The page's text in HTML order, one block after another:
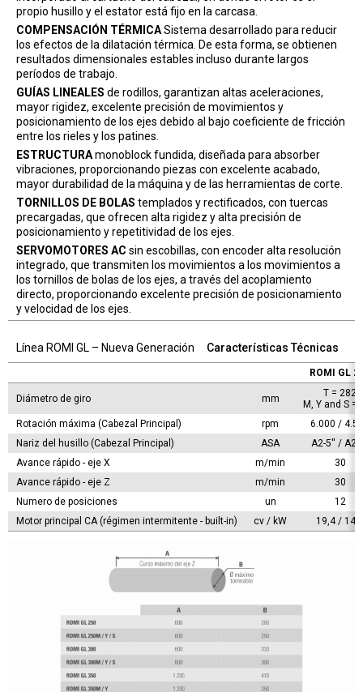
propio husillo y el estator está fijo en la carcasa.
COMPENSACIÓN TÉRMICASistema desarrollado para reducir
los efectos de la dilatación térmica. De esta forma, se obtienen
resultados dimensionales estables incluso durante largos
períodos de trabajo.
GUÍAS LINEALES de rodillos, garantizan altas aceleraciones,
mayor rigidez, excelente precisión de movimientos y
posicionamiento de los ejes debido al bajo coeficiente de fricción
entre los rieles y los patines.
ESTRUCTURAmonoblock fundida, diseñada para absorber
vibraciones, proporcionando piezas con excelente acabado,
mayor durabilidad de la máquina y de las herramientas de corte.
TORNILLOS DE BOLAS templados y rectificados, con tuercas
precargadas, que ofrecen alta rigidez y alta precisión de
posicionamiento y repetitividad de los ejes.
SERVOMOTORES AC sin escobillas, con encoder alta resolución
integrado, que transmiten los movimientos a los movimientos a
los tornillos de bolas de los ejes, a través del acoplamiento
directo, proporcionando excelente precisión de posicionamiento
y velocidad de los ejes.
Línea ROMI GL – Nueva Generación Características Técnicas
ROMI GL
Diámetro de giro mm
T = 282
M, Y and S =
Rotación máxima (Cabezal Principal)
rpm
6.000 /
Nariz del husillo (Cabezal Principal)
ASA
A2-5'' / A2-
Avance rápido - eje X
m/min
30
Avance rápido - eje Z
m/min
30
Numero de posiciones
un
12
Motor principal CA (régimen intermitente - built-in)
cv / kW 19,4 / 14,3